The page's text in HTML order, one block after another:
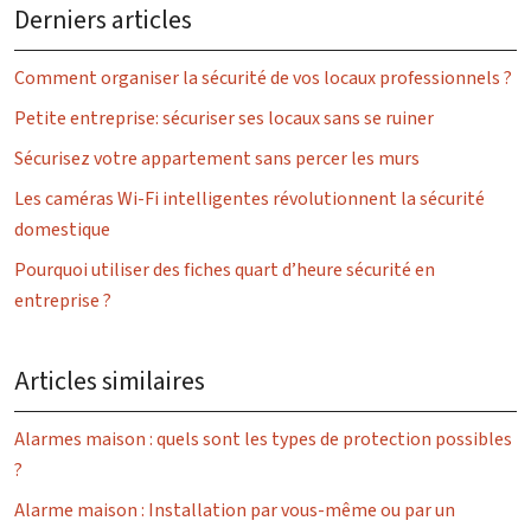
Derniers articles
Comment organiser la sécurité de vos locaux professionnels ?
Petite entreprise: sécuriser ses locaux sans se ruiner
Sécurisez votre appartement sans percer les murs
Les caméras Wi-Fi intelligentes révolutionnent la sécurité
domestique
Pourquoi utiliser des fiches quart d’heure sécurité en
entreprise ?
Articles similaires
Alarmes maison : quels sont les types de protection possibles
?
Alarme maison : Installation par vous-même ou par un